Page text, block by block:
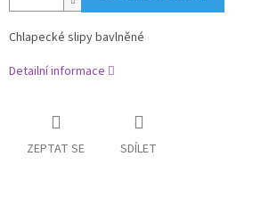
Chlapecké slipy bavlněné
Detailní informace
ZEPTAT SE SDÍLET